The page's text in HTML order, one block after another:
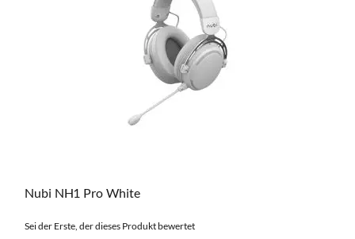
Nubi NH1 Pro White
Sei der Erste, der dieses Produkt bewertet